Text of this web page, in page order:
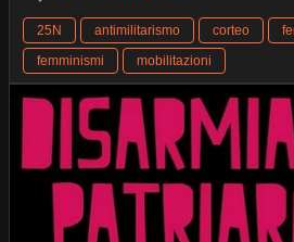
25N antimilitarismo corteo
femminismi
mobilitazioni